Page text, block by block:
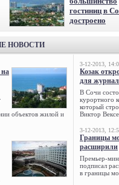
гостиниц в
достроено
НОВОСТИ
объектов жилой и
3-12-2013,
Козак
для
В Сочи
курортного
который
Виктор
3-12-2013,
Границы
расширили
Премьер-
подписал
в границы